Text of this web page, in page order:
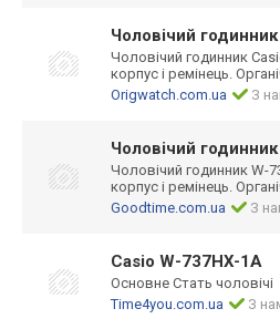
Чоловічий
Чоловічий годинник
корпус і ремінець.
Origwatch.com.ua
З
Чоловічий
Чоловічий годинник W-
корпус і ремінець.
Goodtime.com.ua
З
Casio W-737HX-1A
Основне Стать чоловічі
Time4you.com.ua
З